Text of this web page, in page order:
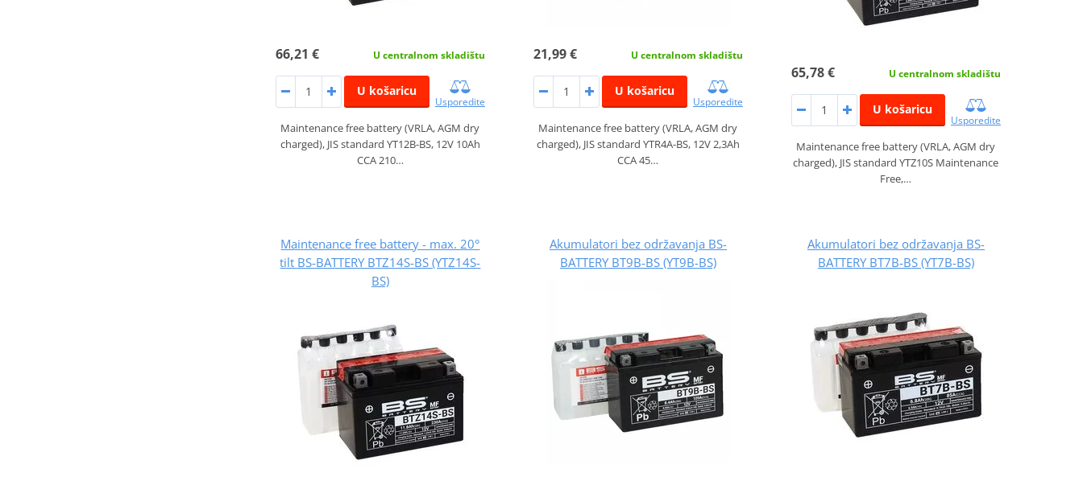
66,21 € U centralnom skladištu
U košaricu
Usporedite
Maintenance free battery (VRLA, AGM dry
charged), JIS standard YT12B-BS, 12V 10Ah
CCA 210…
21,99 € U centralnom skladištu
U košaricu
Usporedite
Maintenance free battery (VRLA, AGM dry
charged), JIS standard YTR4A-BS, 12V 2,3Ah
CCA 45…
65,78 € U centralnom skladištu
U košaricu
Usporedite
Maintenance free battery (VRLA, AGM dry
charged), JIS standard YTZ10S Maintenance
Free,…
Maintenance free battery - max. 20°
tilt BS-BATTERY BTZ14S-BS (YTZ14S-
BS)
Akumulatori bez održavanja BS-
BATTERY BT9B-BS (YT9B-BS)
Akumulatori bez održavanja BS-
BATTERY BT7B-BS (YT7B-BS)